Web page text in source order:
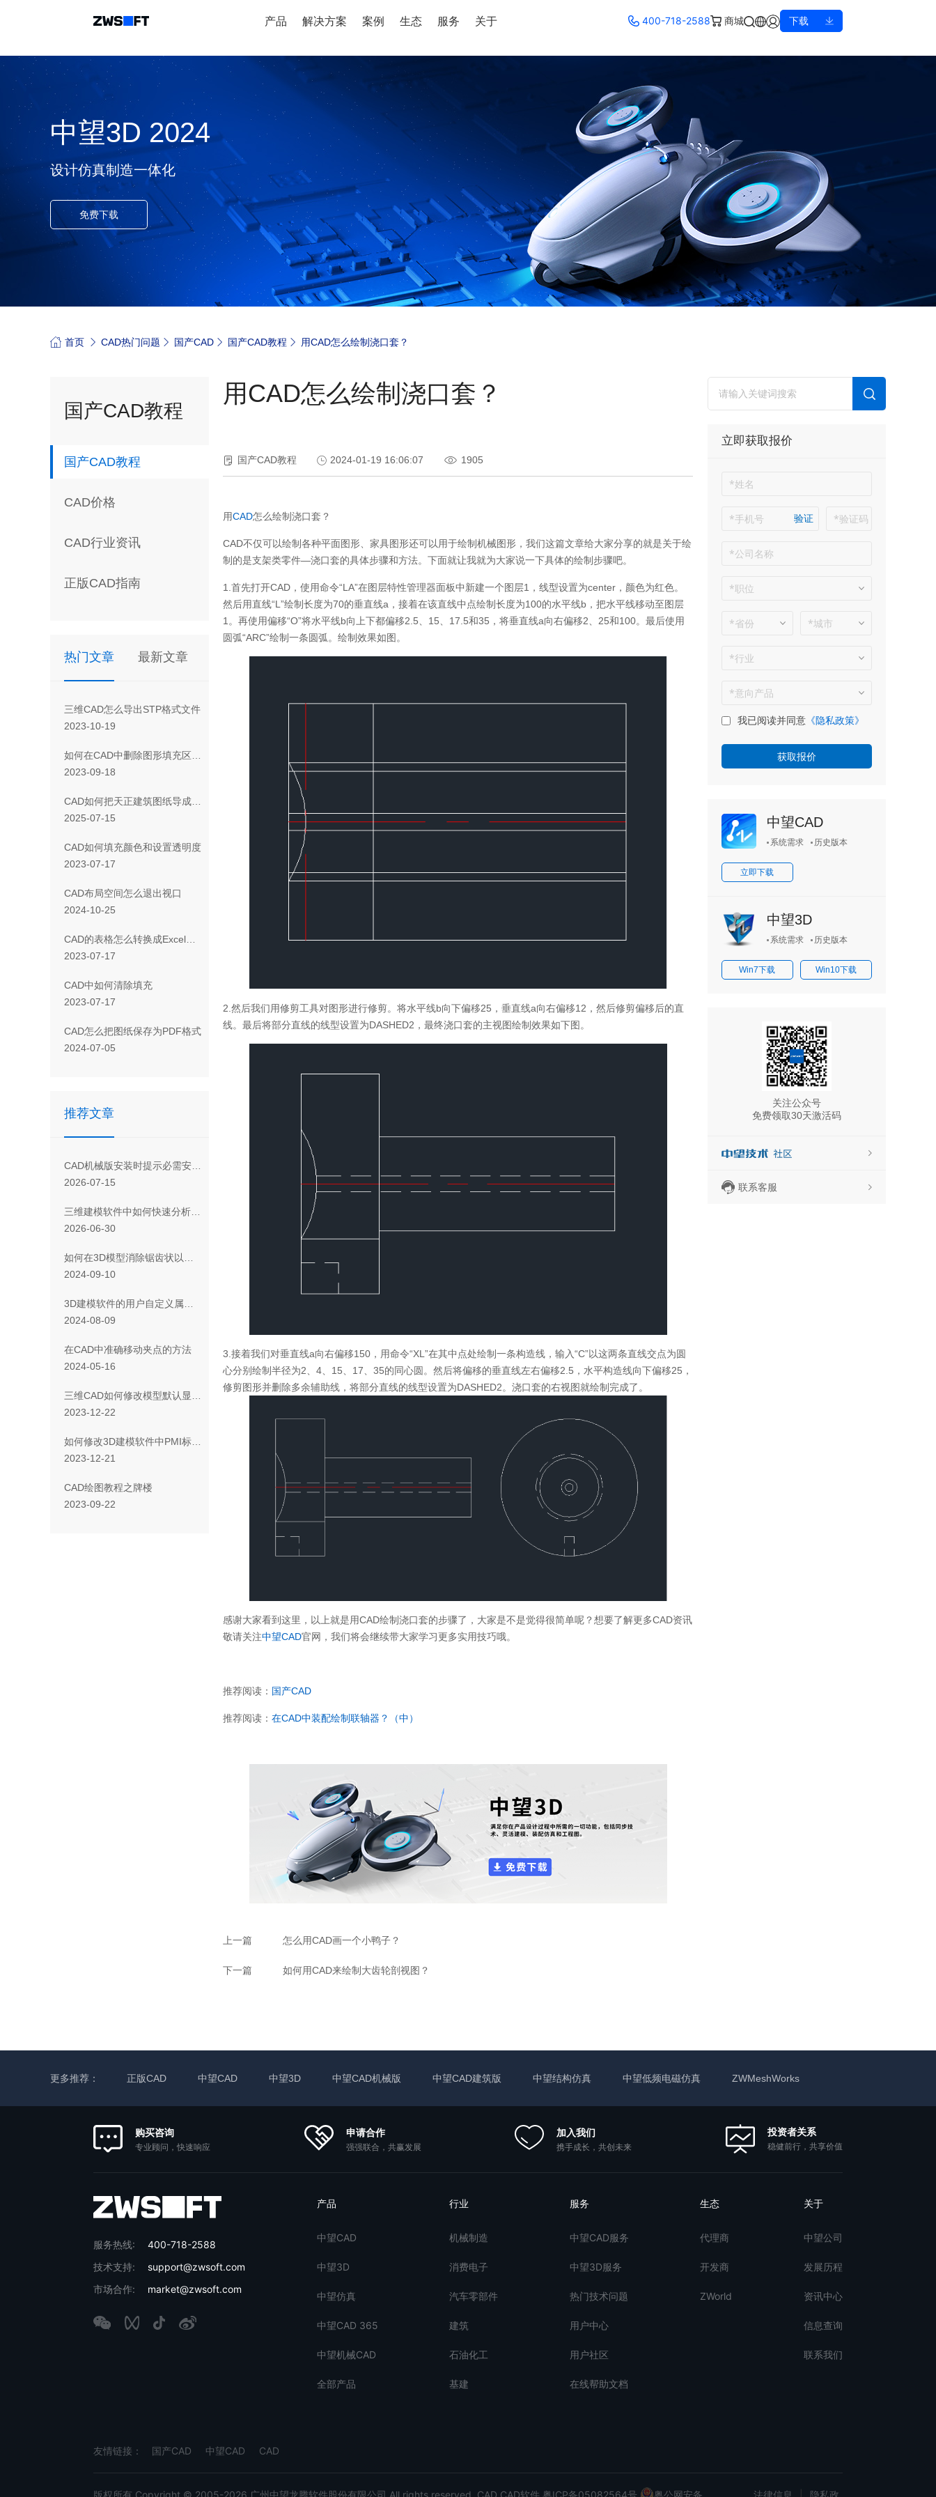
产品 解决方案 案例 生态 服务 关于 400-718-2588 商城 下载
中望3D 2024
设计仿真制造一体化
免费下载
首页 CAD热门问题 国产CAD 国产CAD教程 用CAD怎么绘制浇口套？
国产CAD教程
国产CAD教程
CAD价格
CAD行业资讯
正版CAD指南
热门文章 最新文章
三维CAD怎么导出STP格式文件
2023-10-19
如何在CAD中删除图形填充区域的一部分
2023-09-18
CAD如何把天正建筑图纸导成天正T3/T8/T9格式版本
2025-07-15
CAD如何填充颜色和设置透明度
2023-07-17
CAD布局空间怎么退出视口
2024-10-25
CAD 的表格怎么转换成Excel表格
2023-07-17
CAD 中如何清除填充
2023-07-17
CAD怎么把图纸保存为PDF格式
2024-07-05
推荐文章
CAD机械版安装时提示必需安装WIC组件的解决方法
2026-07-15
三维建模软件中如何快速分析曲面多个剖面的曲率变化？
2026-06-30
如何在3D模型消除锯齿状以实现光顺效果？
2024-09-10
3D建模软件的用户自定义属性中如何添加下拉选择列表
2024-08-09
在CAD中准确移动夹点的方法
2024-05-16
三维CAD如何修改模型默认显示的颜色
2023-12-22
如何修改3D建模软件中PMI标注的文字样式？
2023-12-21
CAD绘图教程之牌楼
2023-09-22
用CAD怎么绘制浇口套？
国产CAD教程 2024-01-19 16:06:07 1905
用CAD怎么绘制浇口套？
CAD不仅可以绘制各种平面图形、家具图形还可以用于绘制机械图形，我们这篇文章给大家分享的就是关于绘
制的是支架类零件—浇口套的具体步骤和方法。下面就让我就为大家说一下具体的绘制步骤吧。
1.首先打开CAD，使用命令“LA”在图层特性管理器面板中新建一个图层1，线型设置为center，颜色为红色。
然后用直线“L”绘制长度为70的垂直线a，接着在该直线中点绘制长度为100的水平线b，把水平线移动至图层
1。再使用偏移“O”将水平线b向上下都偏移2.5、15、17.5和35，将垂直线a向右偏移2、25和100。最后使用
圆弧“ARC”绘制一条圆弧。绘制效果如图。
2.然后我们用修剪工具对图形进行修剪。将水平线b向下偏移25，垂直线a向右偏移12，然后修剪偏移后的直
线。最后将部分直线的线型设置为DASHED2，最终浇口套的主视图绘制效果如下图。
3.接着我们对垂直线a向右偏移150，用命令“XL”在其中点处绘制一条构造线，输入“C”以这两条直线交点为圆
心分别绘制半径为2、4、15、17、35的同心圆。然后将偏移的垂直线左右偏移2.5，水平构造线向下偏移25，
修剪图形并删除多余辅助线，将部分直线的线型设置为DASHED2。浇口套的右视图就绘制完成了。
感谢大家看到这里，以上就是用CAD绘制浇口套的步骤了，大家是不是觉得很简单呢？想要了解更多CAD资讯
敬请关注中望CAD官网，我们将会继续带大家学习更多实用技巧哦。
推荐阅读： 国产CAD
推荐阅读： 在CAD中装配绘制联轴器？（中）
上一篇 怎么用CAD画一个小鸭子？
下一篇 如何用CAD来绘制大齿轮剖视图？
立即获取报价
验证
我已阅读并同意 《隐私政策》
中望CAD
系统需求 历史版本
立即下载
中望3D
系统需求 历史版本
Win7下载 Win10下载
关注公众号
免费领取30天激活码
联系客服
更多推荐： 正版CAD 中望CAD 中望3D 中望CAD机械版 中望CAD建筑版 中望结构仿真 中望低频电磁仿真 ZWMeshWorks
购买咨询
专业顾问，快速响应
申请合作
强强联合，共赢发展
加入我们
携手成长，共创未来
投资者关系
稳健前行，共享价值
服务热线:
400-718-2588
技术支持:
support@zwsoft.com
市场合作:
market@zwsoft.com
产品
中望CAD
中望3D
中望仿真
中望CAD 365
中望机械CAD
全部产品
行业
机械制造
消费电子
汽车零部件
建筑
石油化工
基建
服务
中望CAD服务
中望3D服务
热门技术问题
用户中心
用户社区
在线帮助文档
生态
代理商
开发商
ZWorld
关于
中望公司
发展历程
资讯中心
信息查询
联系我们
友情链接： 国产CAD 中望CAD CAD